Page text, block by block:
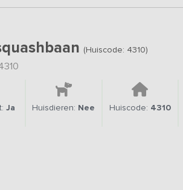
(Huiscode: 4310)
Ja Huisdieren: Nee Huiscode: 4310